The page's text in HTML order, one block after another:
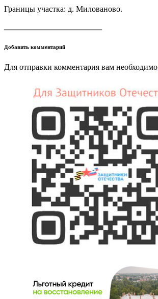
Границы участка: д. Милованово.
Добавить комментарий
Для отправки комментария вам необходимо